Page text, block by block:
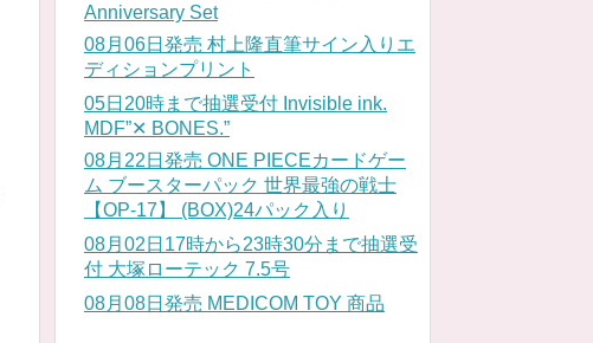
Anniversary Set
08月06日発売 村上隆直筆サイン入りエ
ディションプリント
05日20時まで抽選受付 Invisible ink.
MDF”✕ BONES.”
08月22日発売 ONE PIECEカードゲー
ム ブースターパック 世界最強の戦士
【OP-17】 (BOX)24パック入り
08月02日17時から23時30分まで抽選受
付 大塚ローテック 7.5号
08月08日発売 MEDICOM TOY 商品